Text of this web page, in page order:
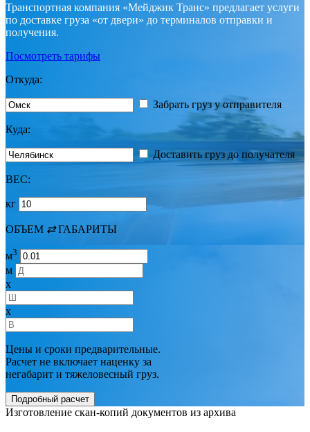
Транспортная компания «Мейджик Транс» предлагает услуги
по доставке груза «от двери» до терминалов отправки и
получения.
Посмотреть тарифы
Откуда:
Забрать груз у отправителя
Куда:
Доставить груз до получателя
ВЕС:
кг
ОБЪЕМ ⇄ ГАБАРИТЫ
м3
м
x
x
Цены и сроки предварительные.
Расчет не включает наценку за
негабарит и тяжеловесный груз.
Изготовление скан-копий документов из архива